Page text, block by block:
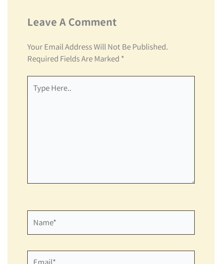
Leave A Comment
Your Email Address Will Not Be Published.
Required Fields Are Marked *
Here..